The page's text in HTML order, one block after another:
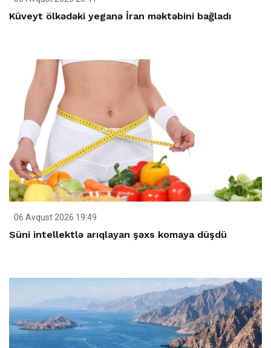
Küveyt ölkədəki yeganə İran məktəbini bağladı
06 Avqust 2026 19:49
Süni intellektlə arıqlayan şəxs komaya düşdü